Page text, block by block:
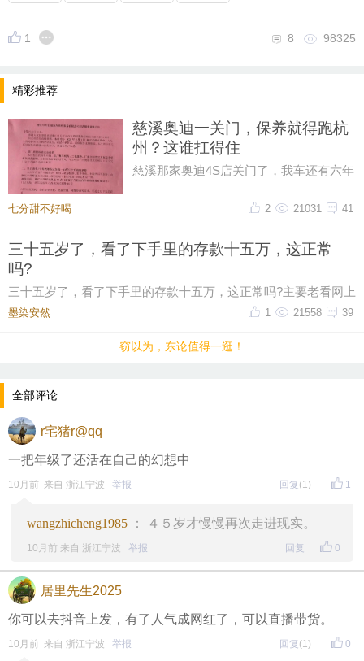
1 98325
8
精彩推荐
慈溪奥迪一关门，保养就得跑杭
州？这谁扛得住
慈溪那家奥迪4S店关门了，我车还有六年
说保养正常做，但得去杭州。我
七分甜不好喝 41
21031
2
三十五岁了，看了下手里的存款十五万，这正常
吗?
三十五岁了，看了下手里的存款十五万，这正常吗?主要老看网上
有人说这个年纪起码五十万起步，我身边有些朋
墨染安然ゝ 39
21558
1
窃以为，东论值得一逛！
全部评论
r宅猪r@qq
一把年级了还活在自己的幻想中
1
10月前 来自 浙江宁波 举报 回复 (1)
wangzhicheng1985 ： ４５岁才慢慢再次走进现实。
0
10月前 来自 浙江宁波 举报 回复
居里先生2025
你可以去抖音上发，有了人气成网红了，可以直播带货。
0
10月前 来自 浙江宁波 举报 回复 (1)